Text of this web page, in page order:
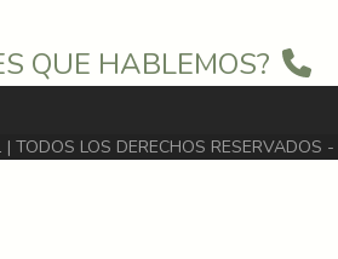
QUE HABLEMOS?
TODOS LOS DERECHOS RESERVADOS -